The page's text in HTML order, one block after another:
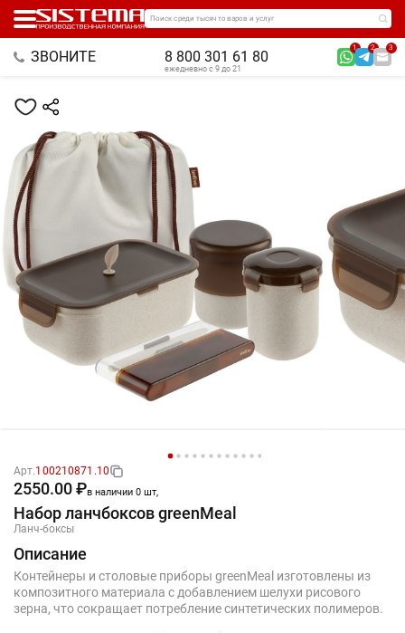
Поиск среди тысяч товаров и услуг
ЗВОНИТЕ 8 800 301 61 80
1 2 3
ежедневно с 9 до 21
Арт.100210871.10
2550.00 ₽в наличии 0 шт,
Набор ланчбоксов greenMeal
Ланч-боксы
Описание
Контейнеры и столовые приборы greenMeal изготовлены из
композитного материала с добавлением шелухи рисового
зерна, что сокращает потребление синтетических полимеров.